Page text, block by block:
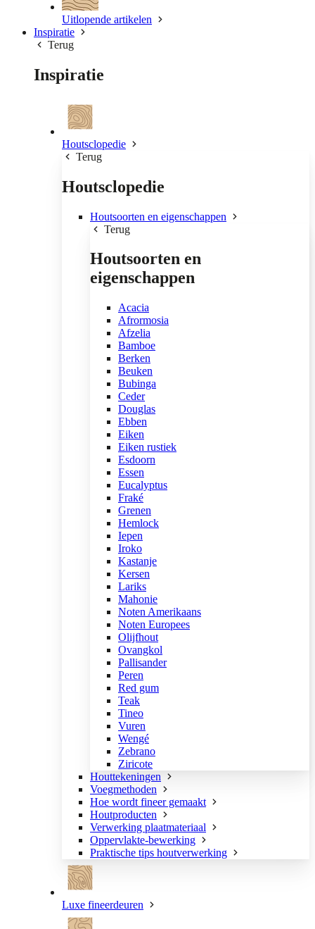
Uitlopende artikelen
Inspiratie
Terug
Inspiratie
Houtsclopedie
Terug
Houtsclopedie
Houtsoorten en eigenschappen
Terug
Houtsoorten en
eigenschappen
Acacia
Afrormosia
Afzelia
Bamboe
Berken
Beuken
Bubinga
Ceder
Douglas
Ebben
Eiken
Eiken rustiek
Esdoorn
Essen
Eucalyptus
Fraké
Grenen
Hemlock
Iepen
Iroko
Kastanje
Kersen
Lariks
Mahonie
Noten Amerikaans
Noten Europees
Olijfhout
Ovangkol
Pallisander
Peren
Red gum
Teak
Tineo
Vuren
Wengé
Zebrano
Ziricote
Houttekeningen
Voegmethoden
Hoe wordt fineer gemaakt
Houtproducten
Verwerking plaatmateriaal
Oppervlakte-bewerking
Praktische tips houtverwerking
Luxe fineerdeuren